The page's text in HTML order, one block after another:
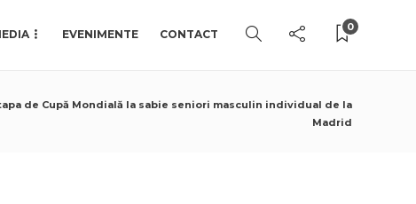
EVENIMENTE CONTACT
0
de Cupă Mondială la sabie seniori masculin individual de la
Madrid